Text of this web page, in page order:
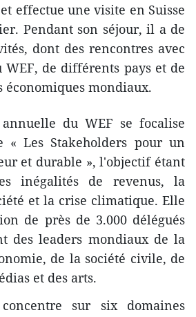
effectue une visite en Suisse
Pendant son séjour, il a de
dont des rencontres avec
WEF, de différents pays et de
économiques mondiaux.
du WEF se focalise
« Les Stakeholders pour un
et durable », l'objectif étant
inégalités de revenus, la
et la crise climatique. Elle
de près de 3.000 délégués
des leaders mondiaux de la
de la société civile, de
et des arts.
sur six domaines